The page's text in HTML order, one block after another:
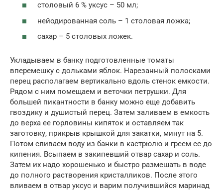
столовый 6 % уксус – 50 мл;
нейодированная соль – 1 столовая ложка;
сахар – 5 столовых ложек.
Укладываем в банку подготовленные томаты
вперемешку с дольками яблок. Нарезанный полосками
перец располагаем вертикально вдоль стенок емкости.
Рядом с ним помещаем и веточки петрушки. Для
большей пикантности в банку можно еще добавить
гвоздику и душистый перец. Затем заливаем в емкость
до верха ее горловины кипяток и оставляем так
заготовку, прикрыв крышкой для закатки, минут на 5.
Потом сливаем воду из банки в кастрюлю и греем ее до
кипения. Всыпаем в закипевший отвар сахар и соль.
Затем их надо хорошенько и быстро размешать в воде
до полного растворения кристалликов. После этого
вливаем в отвар уксус и варим получившийся маринад